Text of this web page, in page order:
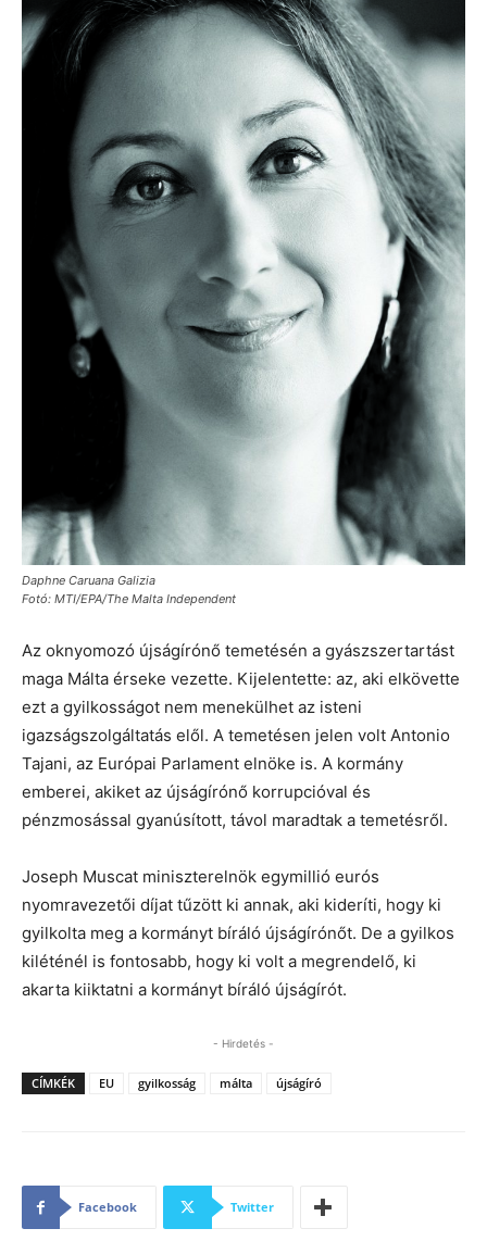
Daphne Caruana Galizia
Fotó: MTI/EPA/The Malta Independent
Az oknyomozó újságírónő temetésén a gyászszertartást
maga Málta érseke vezette. Kijelentette: az, aki elkövette
ezt a gyilkosságot nem menekülhet az isteni
igazságszolgáltatás elől. A temetésen jelen volt Antonio
Tajani, az Európai Parlament elnöke is. A kormány
emberei, akiket az újságírónő korrupcióval és
pénzmosással gyanúsított, távol maradtak a temetésről.
Joseph Muscat miniszterelnök egymillió eurós
nyomravezetői díjat tűzött ki annak, aki kideríti, hogy ki
gyilkolta meg a kormányt bíráló újságírónőt. De a gyilkos
kiléténél is fontosabb, hogy ki volt a megrendelő, ki
akarta kiiktatni a kormányt bíráló újságírót.
- Hirdetés -
CÍMKÉK EU gyilkosság málta újságíró
Facebook Twitter